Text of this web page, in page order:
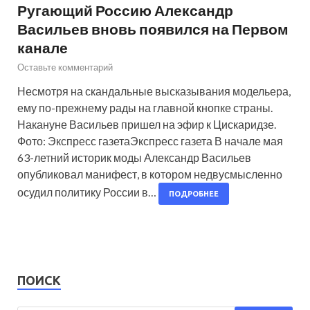
Ругающий Россию Александр
Васильев вновь появился на Первом
канале
Оставьте комментарий
Несмотря на скандальные высказывания модельера,
ему по-прежнему рады на главной кнопке страны.
Накануне Васильев пришел на эфир к Цискаридзе.
Фото: Экспресс газетаЭкспресс газета В начале мая
63-летний историк моды Александр Васильев
опубликовал манифест, в котором недвусмысленно
осудил политику России в…
ПОДРОБНЕЕ
ПОИСК